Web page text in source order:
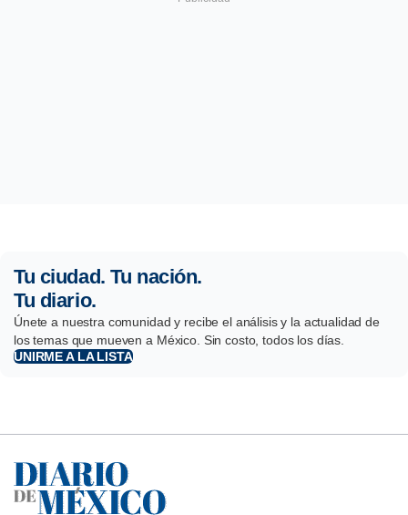
Tu ciudad. Tu nación.
Tu diario.
Únete a nuestra comunidad y recibe el análisis y la actualidad de
los temas que mueven a México. Sin costo, todos los días.
UNIRME A LA LISTA